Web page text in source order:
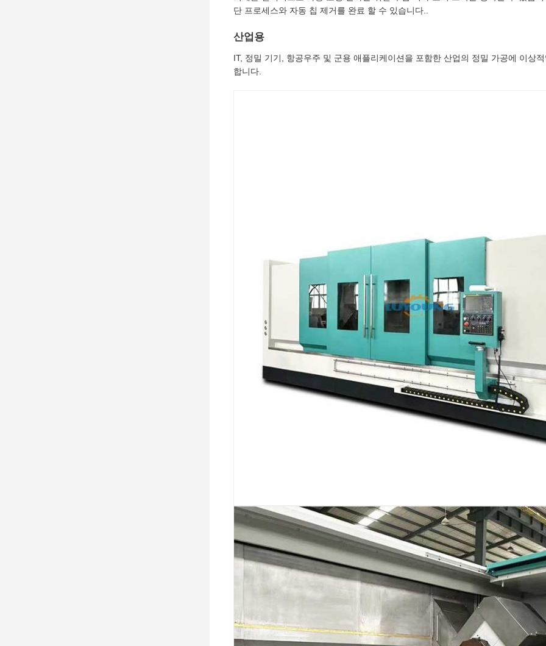
단 프로세스와 자동 칩 제거를 완료 할 수 있습니다..
산업용
IT, 정밀 기기, 항공우주 및 군용 애플리케이션을 포함한 산업의 정밀 가공에 이상
합니다.